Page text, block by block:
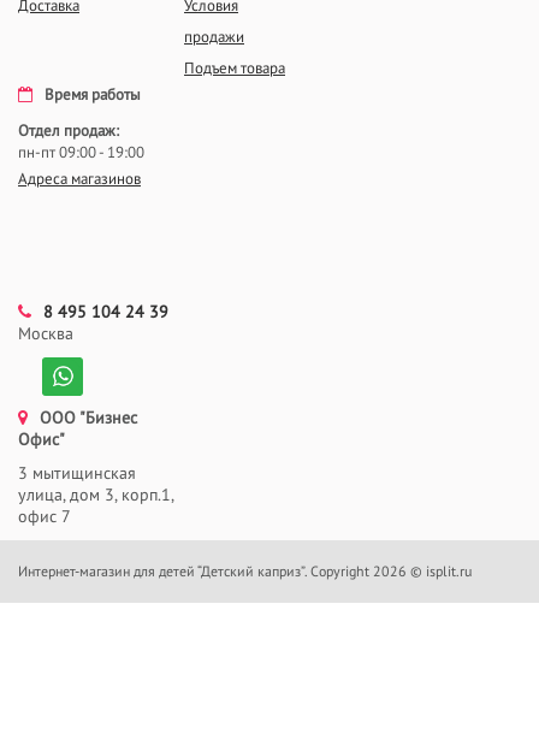
Доставка
Условия
продажи
Подъем товара
Время работы
Отдел продаж:
пн-пт 09:00 - 19:00
Адреса магазинов
8 495 104 24 39
Москва
ООО "Бизнес
Офис"
3 мытищинская
улица, дом 3, корп.1,
офис 7
Интернет-магазин для детей “Детский каприз”. Copyright 2026 © isplit.ru